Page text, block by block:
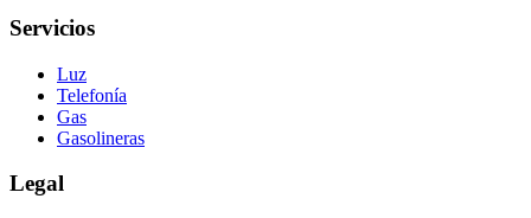
Servicios
Luz
Telefonía
Gas
Gasolineras
Legal